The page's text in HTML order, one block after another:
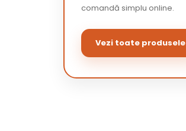
comandă simplu online.
Vezi toate produsele